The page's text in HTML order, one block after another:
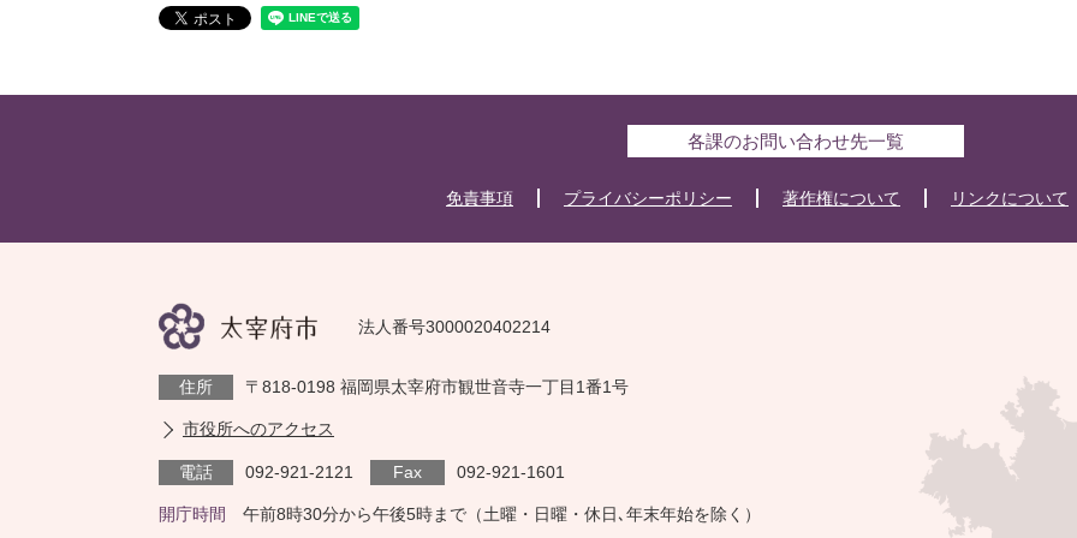
各課のお問い合わせ先一覧
免責事項 プライバシーポリシー 著作権について リンクについて
法人番号3000020402214
住所 〒818-0198 福岡県太宰府市観世音寺一丁目1番1号
市役所へのアクセス
電話 092-921-2121 Fax 092-921-1601
開庁時間 午前8時30分から午後5時まで（土曜・日曜・休日､年末年始を除く）